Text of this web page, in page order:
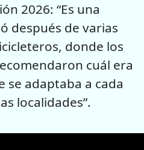
2026: “Es una
después de varias
donde los
cuál era
se adaptaba a cada
localidades”.